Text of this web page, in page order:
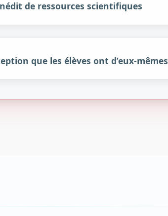
de ressources scientifiques
que les élèves ont d’eux-